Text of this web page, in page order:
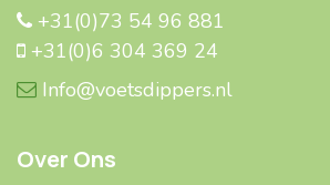
+31(0)73 54 96 881
+31(0)6 304 369 24
Info@voetsdippers.nl
Over Ons